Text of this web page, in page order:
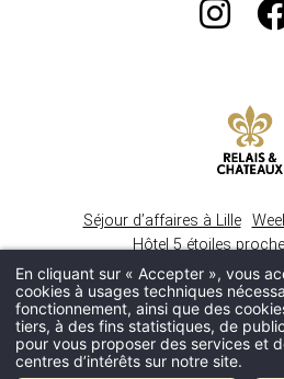
Séjour d’affaires à Lille
Hôtel 5 étoiles
Boutique Hôtel
Restaurant
MENTION LÉGALES-
En cliquant sur « Accepter », vous
cookies à usages techniques
fonctionnement, ainsi que des
tiers, à des fins statistiques, de
pour vous proposer des services et
centres d’intérêts sur notre site.